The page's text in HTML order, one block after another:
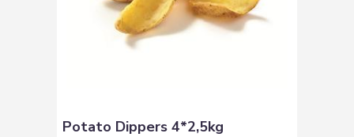
Potato Dippers 4*2,5kg